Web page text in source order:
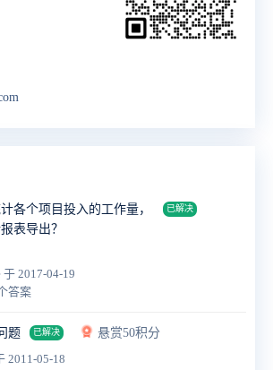
各个项目投入的工作量，
表导出？
已解决
于 2017-04-19
答案
题 已解决
悬赏50积分
2011-05-18